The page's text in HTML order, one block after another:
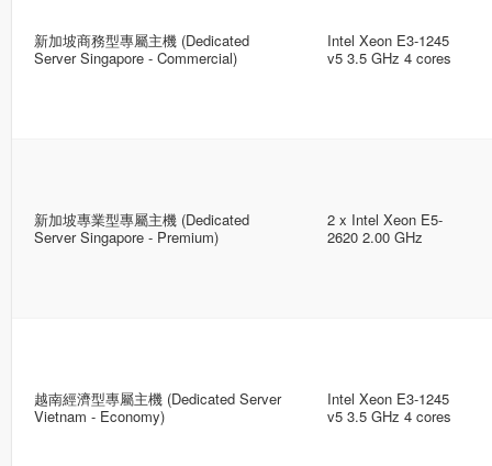
新加坡商務型專屬主機 (Dedicated
Server Singapore - Commercial)
Intel Xeon E3-1245
v5 3.5 GHz 4 cores
新加坡專業型專屬主機 (Dedicated
Server Singapore - Premium)
2 x Intel Xeon E5-
2620 2.00 GHz
越南經濟型專屬主機 (Dedicated Server
Vietnam - Economy)
Intel Xeon E3-1245
v5 3.5 GHz 4 cores